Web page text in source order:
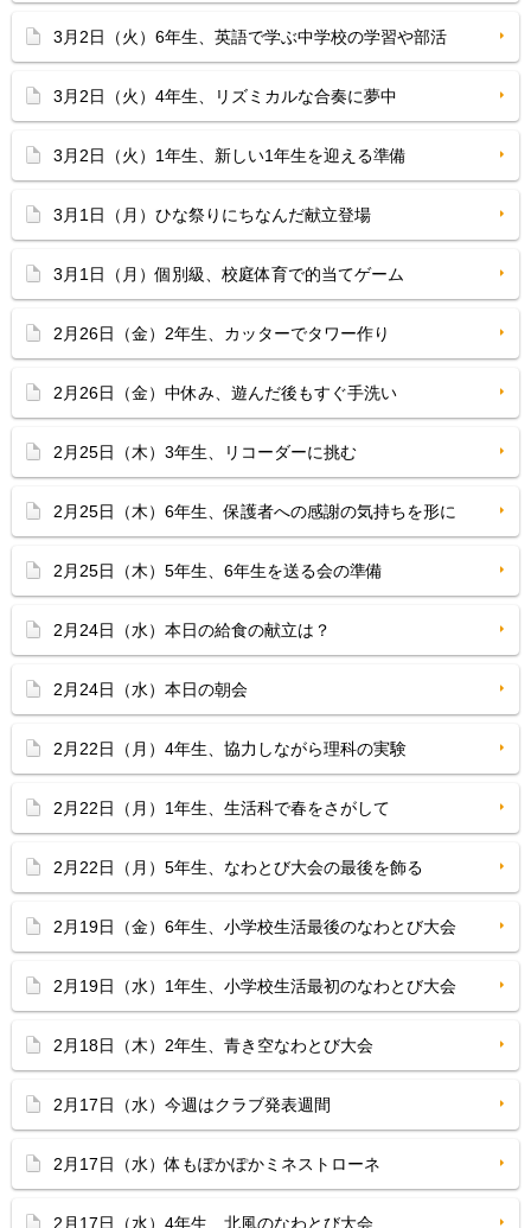
3月2日（火）6年生、英語で学ぶ中学校の学習や部活
3月2日（火）4年生、リズミカルな合奏に夢中
3月2日（火）1年生、新しい1年生を迎える準備
3月1日（月）ひな祭りにちなんだ献立登場
3月1日（月）個別級、校庭体育で的当てゲーム
2月26日（金）2年生、カッターでタワー作り
2月26日（金）中休み、遊んだ後もすぐ手洗い
2月25日（木）3年生、リコーダーに挑む
2月25日（木）6年生、保護者への感謝の気持ちを形に
2月25日（木）5年生、6年生を送る会の準備
2月24日（水）本日の給食の献立は？
2月24日（水）本日の朝会
2月22日（月）4年生、協力しながら理科の実験
2月22日（月）1年生、生活科で春をさがして
2月22日（月）5年生、なわとび大会の最後を飾る
2月19日（金）6年生、小学校生活最後のなわとび大会
2月19日（水）1年生、小学校生活最初のなわとび大会
2月18日（木）2年生、青き空なわとび大会
2月17日（水）今週はクラブ発表週間
2月17日（水）体もぽかぽかミネストローネ
2月17日（水）4年生、北風のなわとび大会